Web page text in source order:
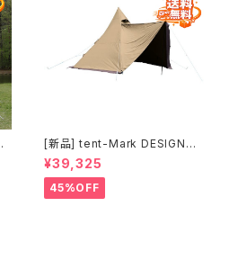
[新品] tent-Mark DESIGNS
サーカスTC DX MID+ サンド
カラー｜デュオ・ファミリーにお
すすめの広々TCテント
¥39,325
45%OFF